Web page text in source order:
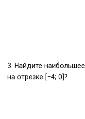
3. Найдите
на отрезке [−4; 0]?